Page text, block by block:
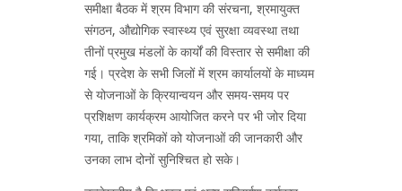
समीक्षा बैठक में श्रम विभाग की संरचना, श्रमायुक्त
संगठन, औद्योगिक स्वास्थ्य एवं सुरक्षा व्यवस्था तथा
तीनों प्रमुख मंडलों के कार्यों की विस्तार से समीक्षा की
गई। प्रदेश के सभी जिलों में श्रम कार्यालयों के माध्यम
से योजनाओं के क्रियान्वयन और समय-समय पर
प्रशिक्षण कार्यक्रम आयोजित करने पर भी जोर दिया
गया, ताकि श्रमिकों को योजनाओं की जानकारी और
उनका लाभ दोनों सुनिश्चित हो सके।